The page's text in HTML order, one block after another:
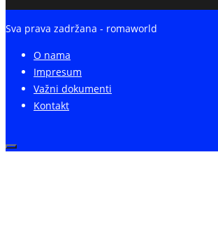
Sva prava zadržana - romaworld
O nama
Impresum
Važni dokumenti
Kontakt